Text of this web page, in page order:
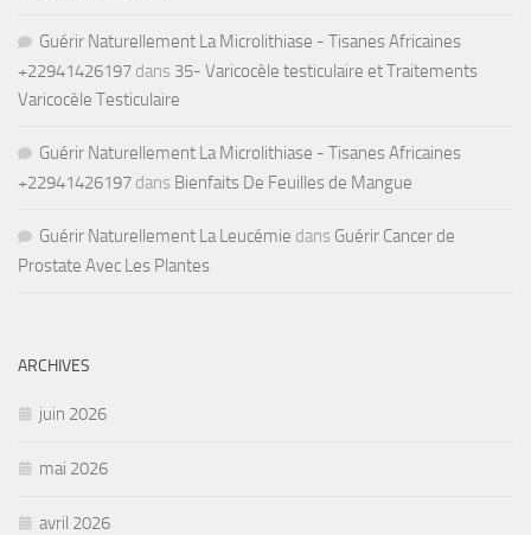
Guérir Naturellement La Microlithiase - Tisanes Africaines
+22941426197 dans 35- Varicocèle testiculaire et Traitements
Varicocèle Testiculaire
Guérir Naturellement La Microlithiase - Tisanes Africaines
+22941426197 dans Bienfaits De Feuilles de Mangue
Guérir Naturellement La Leucémie dans Guérir Cancer de
Prostate Avec Les Plantes
ARCHIVES
juin 2026
mai 2026
avril 2026